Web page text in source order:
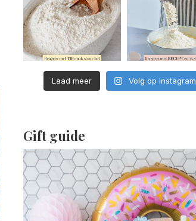
Laad meer Volg op instagram
Gift guide